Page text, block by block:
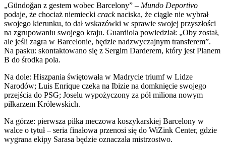
„Gündoğan z gestem wobec Barcelony” – Mundo Deportivo
podaje, że chociaż niemiecki cracknaciska, że ciągle nie wybrał
swojego kierunku, to dał wskazówki w sprawie swojej przyszłości
na zgrupowaniu swojego kraju. Guardiola powiedział: „Oby został,
ale jeśli zagra w Barcelonie, będzie nadzwyczajnym transferem”.
Na pasku: skontaktowano się z Sergim Darderem, który jest Planem
B do środka pola.
Na dole: Hiszpania świętowała w Madrycie triumf w Lidze
Narodów; Luis Enrique czeka na Ibizie na domknięcie swojego
przejścia do PSG; Joselu wypożyczony za pół miliona nowym
piłkarzem Królewskich.
Na górze: pierwsza piłka meczowa koszykarskiej Barcelony w
walce o tytuł – seria finałowa przenosi się do WiZink Center, gdzie
wygrana ekipy Sarasa będzie oznaczała mistrzostwo.